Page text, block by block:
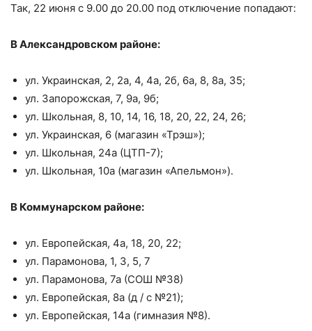
Так, 22 июня с 9.00 до 20.00 под отключение попадают:
В Александровском районе:
ул. Украинская, 2, 2а, 4, 4а, 2б, 6а, 8, 8а, 35;
ул. Запорожская, 7, 9а, 9б;
ул. Школьная, 8, 10, 14, 16, 18, 20, 22, 24, 26;
ул. Украинская, 6 (магазин «Трэш»);
ул. Школьная, 24а (ЦТП-7);
ул. Школьная, 10а (магазин «Апельмон»).
В Коммунарском районе:
ул. Европейская, 4а, 18, 20, 22;
ул. Парамонова, 1, 3, 5, 7
ул. Парамонова, 7а (СОШ №38)
ул. Европейская, 8а (д / с №21);
ул. Европейская, 14а (гимназия №8).